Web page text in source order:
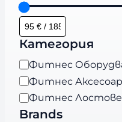
Категория
К
а
т
е
Фитнес
Фитнес
Фитнес Лостове
Brands